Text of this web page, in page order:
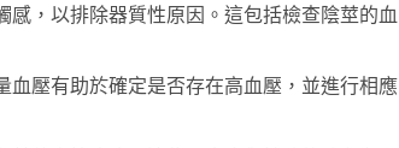
，以排除器質性原因。這包括檢查陰莖的血
壓有助於確定是否存在高血壓，並進行相應